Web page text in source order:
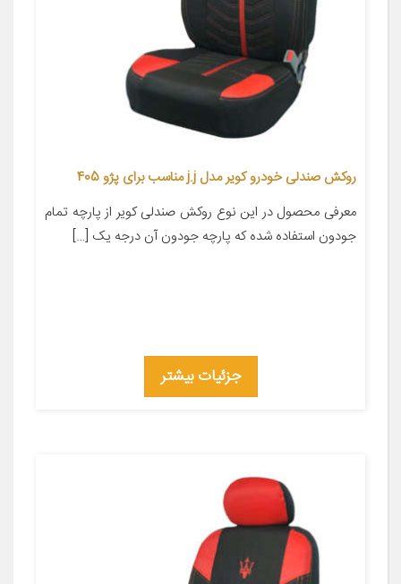
روکش صندلی خودرو کویر مدل j.j مناسب برای پژو 405
معرفی محصول در این نوع روکش صندلی کویر از پارچه تمام
جودون استفاده شده که پارچه جودون آن درجه یک […]
جزئیات بیشتر